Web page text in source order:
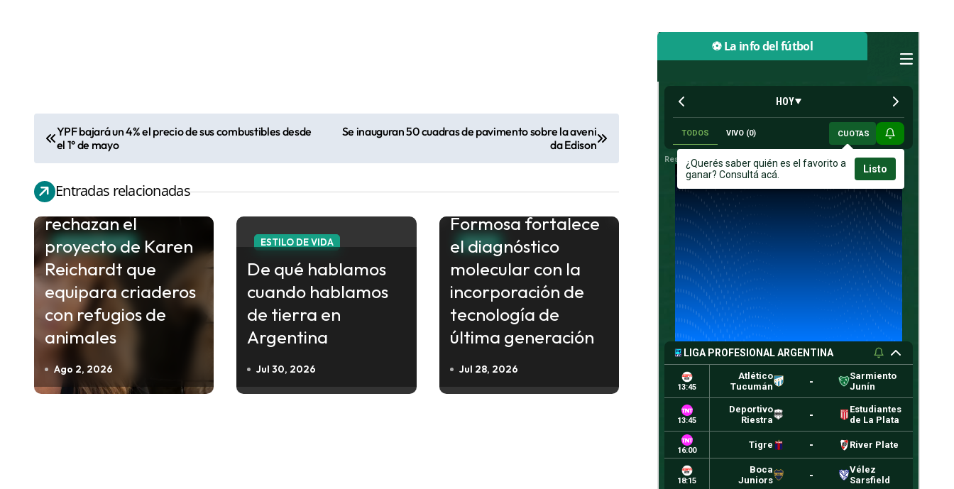
a
v
e
g
c
e
YPF bajará un 4% el precio de sus combustibles desde
el 1° de mayo
Se inauguran 50 cuadras de pavimento sobre la aveni
da Edison
Entradas relacionadas
ESTILO DE VIDA
Proteccionistas
rechazan el
proyecto de Karen
Reichardt que
equipara criaderos
con refugios de
animales
Ago 2, 2026
ESTILO DE VIDA
De qué hablamos
cuando hablamos
de tierra en
Argentina
Jul 30, 2026
SALUD
Formosa fortalece
el diagnóstico
molecular con la
incorporación de
tecnología de
última generación
Jul 28, 2026
⚽ La info del fútbol